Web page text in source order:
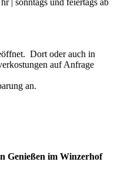
Dort oder auch in
auf Anfrage
an.
Genießen im Winzerhof